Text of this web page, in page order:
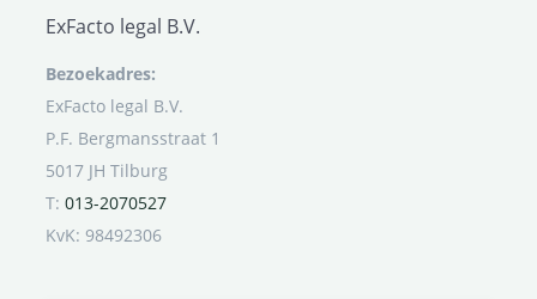
ExFacto legal B.V.
Bezoekadres:
ExFacto legal B.V.
P.F. Bergmansstraat 1
5017 JH Tilburg
T: 013-2070527
KvK: 98492306